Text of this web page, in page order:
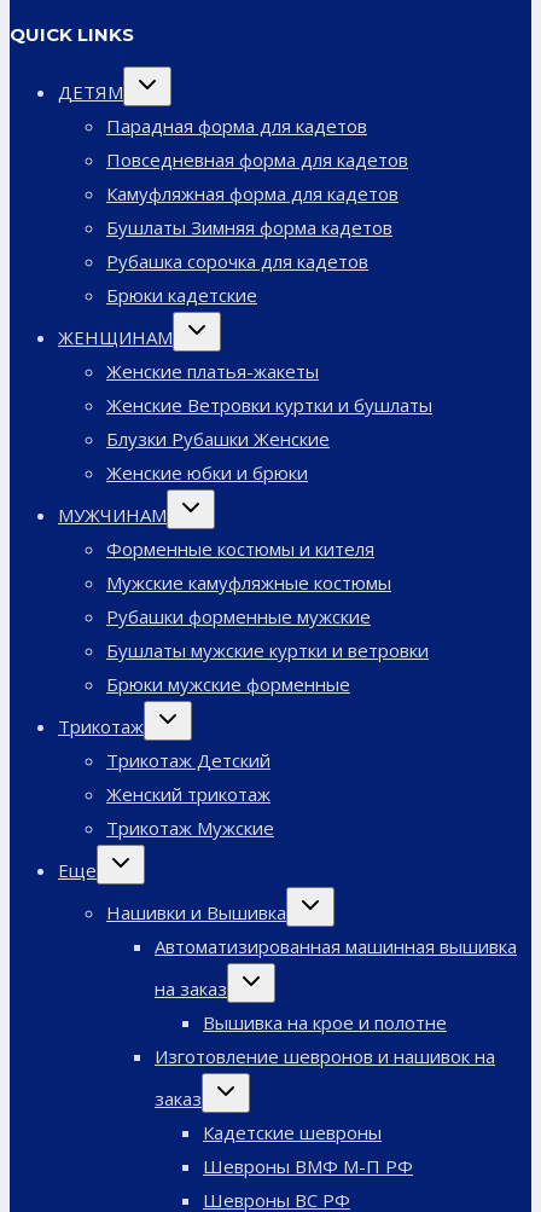
QUICK LINKS
ДЕТЯМ
Переключить
Парадная форма для кадетов
Повседневная форма для кадетов
Камуфляжная форма для кадетов
Бушлаты Зимняя форма кадетов
Рубашка сорочка для кадетов
Брюки кадетские
ЖЕНЩИНАМ
Переключить
Женские платья-жакеты
Женские Ветровки куртки и бушлаты
Блузки Рубашки Женские
Женские юбки и брюки
МУЖЧИНАМ
Переключить
Форменные костюмы и кителя
Мужские камуфляжные костюмы
Рубашки форменные мужские
Бушлаты мужские куртки и ветровки
Брюки мужские форменные
Трикотаж
Переключить
Трикотаж Детский
Женский трикотаж
Трикотаж Мужские
Еще
Переключить
Нашивки и Вышивка
Переключить
Автоматизированная машинная вышивка
на заказ
Переключить
Вышивка на крое и полотне
Изготовление шевронов и нашивок на
заказ
Переключить
Кадетские шевроны
Шевроны ВМФ М-П РФ
Шевроны ВС РФ